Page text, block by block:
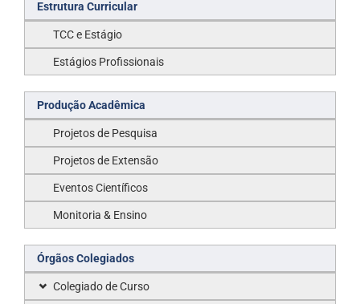
Estrutura Curricular
TCC e Estágio
Estágios Profissionais
Produção Acadêmica
Projetos de Pesquisa
Projetos de Extensão
Eventos Científicos
Monitoria & Ensino
Órgãos Colegiados
Colegiado de Curso